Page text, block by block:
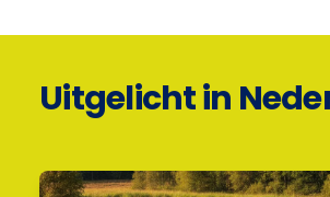
Uitgelicht in